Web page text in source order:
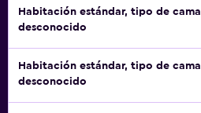
Habitación estándar, tipo de cama
desconocido
Habitación estándar, tipo de cama
desconocido